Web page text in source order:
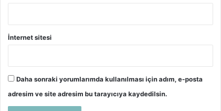
İnternet sitesi
Daha sonraki yorumlarımda kullanılması için adım, e-posta
adresim ve site adresim bu tarayıcıya kaydedilsin.